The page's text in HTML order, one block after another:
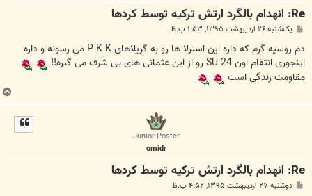
Re: انهدام بالگرد ارتش ترکیه توسط کردها
ت
یک‌شنبه ۲۶ اردیبهشت ۱۳۹۵, ۱:۵۳ ب.ظ
دم روسیه گرم که داره این استرلا ها رو به گریلاهای P K K می رسونه و داره
اینجوری انتقام اون SU 24 رو از این عثمانی های بی شرف می گیره!!
مقاومت زندگی است
Junior Poster
omidr
Re: انهدام بالگرد ارتش ترکیه توسط کردها
دوشنبه ۲۷ اردیبهشت ۱۳۹۵, ۴:۵۲ ب.ظ